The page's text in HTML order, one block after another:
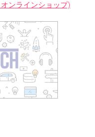
ンラインショップ)